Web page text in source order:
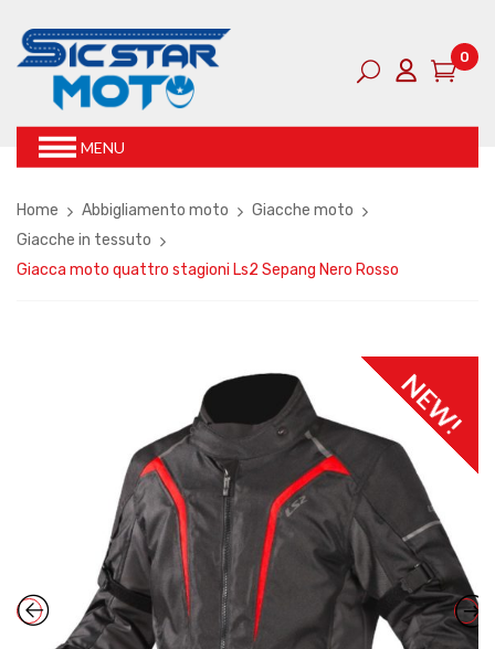
0
MENU
Home Abbigliamento moto
Giacche moto
Giacche in tessuto
Giacca moto quattro stagioni Ls2 Sepang Nero Rosso
NEW!